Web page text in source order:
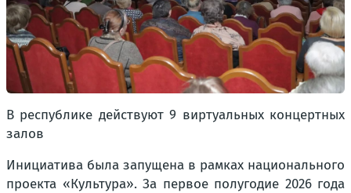
В республике действуют 9 виртуальных концертных
залов
Инициатива была запущена в рамках национального
проекта «Культура». За первое полугодие 2026 года